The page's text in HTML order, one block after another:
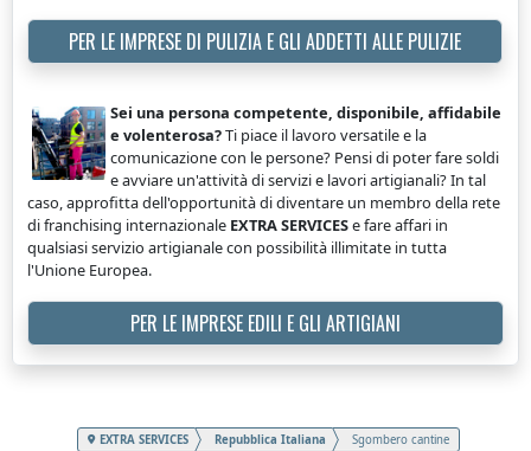
PER LE IMPRESE DI PULIZIA E GLI ADDETTI ALLE PULIZIE
Sei una persona competente, disponibile, affidabile
e volenterosa?Ti piace il lavoro versatile e la
comunicazione con le persone? Pensi di poter fare soldi
e avviare un'attività di servizi e lavori artigianali? In tal
caso, approfitta dell'opportunità di diventare un membro della rete
di franchising internazionale EXTRA SERVICESe fare affari in
qualsiasi servizio artigianale con possibilità illimitate in tutta
l'Unione Europea.
PER LE IMPRESE EDILI E GLI ARTIGIANI
EXTRA SERVICES Repubblica Italiana Sgombero cantine